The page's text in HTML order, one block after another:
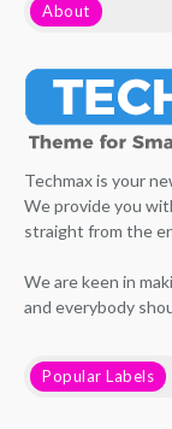
About
Techmax is your
We provide you
straight from the
We are keen in
and everybody
Popular Labels